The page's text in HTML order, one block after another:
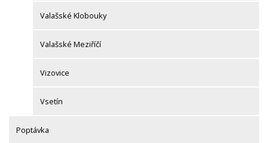
Valašské Klobouky
Valašské Meziříčí
Vizovice
Vsetín
Poptávka